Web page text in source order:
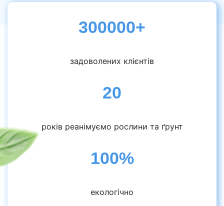
300000+
задоволених клієнтів
20
років реанімуємо рослини та ґрунт
100%
екологічно